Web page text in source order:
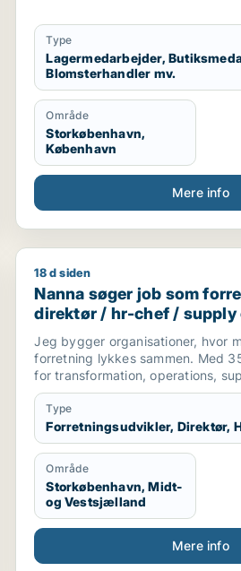
Type
Lagermedarbejder,
Blomsterhandler mv.
Område
Storkøbenhavn,
København
Mere info
Nanna søger job som
18 d siden
Nanna søger job som
direktør / hr-chef / supply
management /
Jeg bygger organisationer, hvor
forretning lykkes sammen. Med
for transformation, operations,
har jeg skabt dokumenterede
turnarounds, digitalisering,
udvikling af high-performing
helheden, forbinde mennesker,
teknologi og omsætte
der skaber varige resultater. Jeg
lederrolle, hvor jeg kan være med
fremtidens organisationer
innovation og ledelse med
Type
Forretningsudvikler, Direktør,
Område
Storkøbenhavn, Midt-
og Vestsjælland
Mere info